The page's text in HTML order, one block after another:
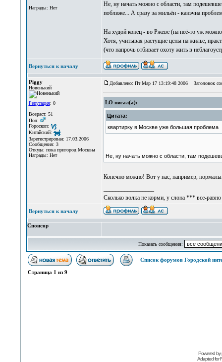
Награды: Нет
Не, ну начать можно с области, там
поближе... А сразу за мильён - канэчна
На худой конец - во Ржеве (на неё-то уж можно
Хотя, учитывая растущие цены на жилье,
(что напрочь отбивает охоту жить в
Вернуться к началу
Piggy
Новенький
Репутация: 0
Возраст: 51
Пол:
Гороскоп:
Китайский:
Зарегистрирован: 17.03.2006
Сообщения: 3
Откуда: пока пригород Москвы
Награды: Нет
Добавлено: Пт Мар 17 13:19:48 2006 Заголовок
LO писал(а):
Цитата:
квартирку в Москве уже большая проблема
Не, ну начать можно с области, там
Конечно можно! Вот у нас, например,
Сколько волка не корми, у слона *** все-
Вернуться к началу
Спонсор
Показать сообщения:
Список форумов Городской
Страница 1 из9
Powered by
Adapted for